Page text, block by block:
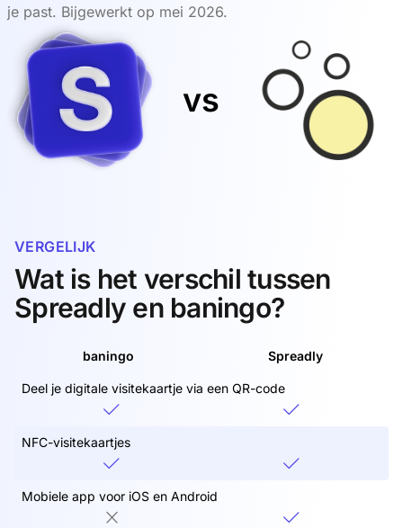
vs
je past. Bijgewerkt op mei 2026.
VERGELIJK
Wat is het verschil tussen
Spreadly en baningo?
baningo Spreadly
Deel je digitale visitekaartje via een QR-code
NFC-visitekaartjes
Mobiele app voor iOS en Android